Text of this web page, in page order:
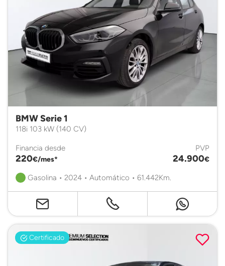
BMW Serie 1
118i 103 kW (140 CV)
Financia desde
220€/mes*
PVP
24.900€
Gasolina • 2024 • Automático • 61.442Km.
Certificado